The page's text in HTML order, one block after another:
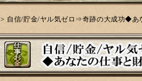
> 自信/貯金/ヤル気ゼロ⇒奇跡の大成功◆あ